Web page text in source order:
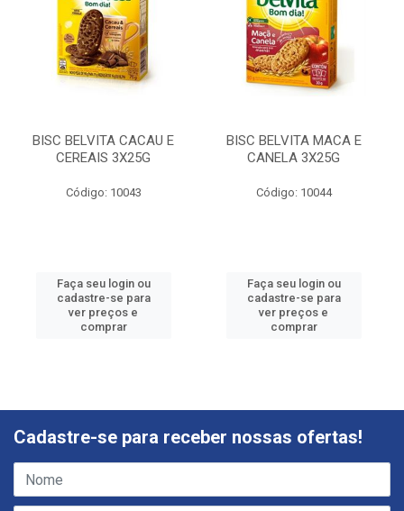
BISC BELVITA CACAU E
CEREAIS 3X25G
Código: 10043
Faça seu login ou
cadastre-se para
ver preços e
comprar
BISC BELVITA MACA E
CANELA 3X25G
Código: 10044
Faça seu login ou
cadastre-se para
ver preços e
comprar
Cadastre-se para receber nossas ofertas!